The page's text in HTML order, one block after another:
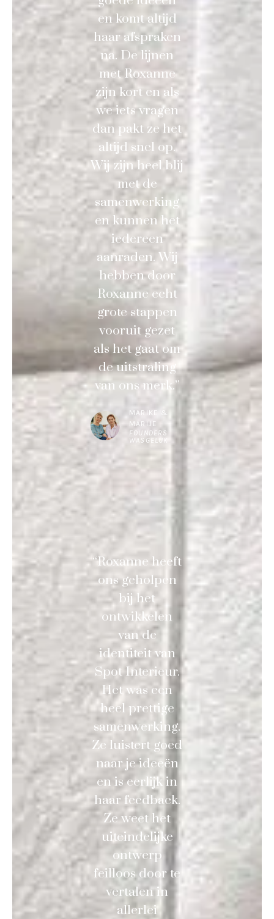
en komt altijd
haar afspraken
na. De lijnen
met Roxanne
zijn kort en als
we iets vragen
dan pakt ze het
altijd snel op.
Wij zijn heel blij
met de
samenwerking
en kunnen het
iedereen
aanraden. Wij
hebben door
Roxanne echt
grote stappen
vooruit gezet
als het gaat om
de uitstraling
van ons merk.”
MARIKE &
MARIJE
FOUNDERS
WASGELUK
“Roxanne heeft
ons geholpen
bij het
ontwikkelen
van de
identiteit van
Spot Interieur.
Het was een
heel prettige
samenwerking.
Ze luistert goed
naar je ideeën
en is eerlijk in
haar feedback.
Ze weet het
uiteindelijke
ontwerp
feilloos door te
vertalen in
allerlei